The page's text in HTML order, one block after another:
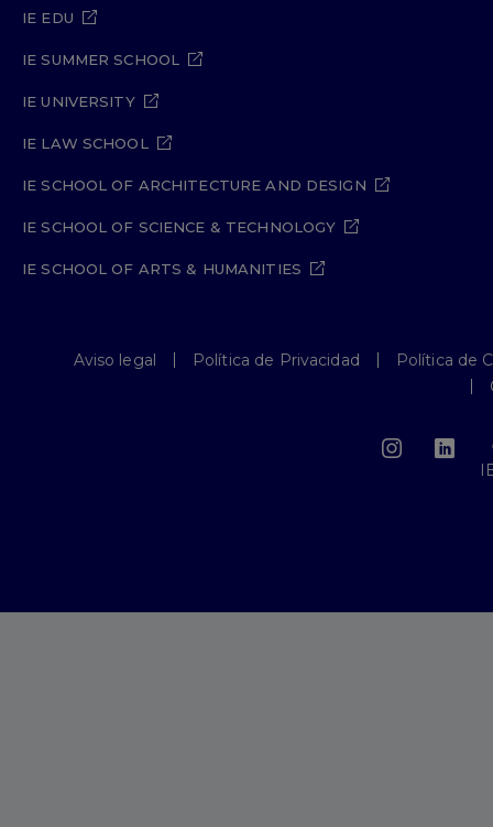
IE EDU
IE SUMMER SCHOOL
IE UNIVERSITY
IE LAW SCHOOL
IE SCHOOL OF ARCHITECTURE AND DESIGN
IE SCHOOL OF SCIENCE & TECHNOLOGY
IE SCHOOL OF ARTS & HUMANITIES
Aviso legal Política de Privacidad
Política de